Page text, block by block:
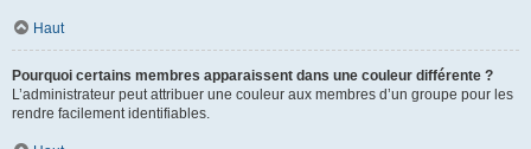
Haut
Pourquoi certains membres apparaissent dans une couleur différente ?
L’administrateur peut attribuer une couleur aux membres d’un groupe pour les
rendre facilement identifiables.